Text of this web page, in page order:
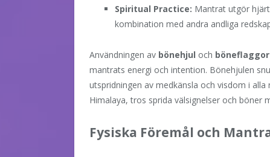
Spiritual Practice: Mantrat utgör
kombination med andra andliga
Användningen av bönehjul och böneflaggor
mantrats energi och intention. Bönehjulen
utspridningen av medkänsla och visdom i
Himalaya, tros sprida välsignelser och böner
Fysiska Föremål och